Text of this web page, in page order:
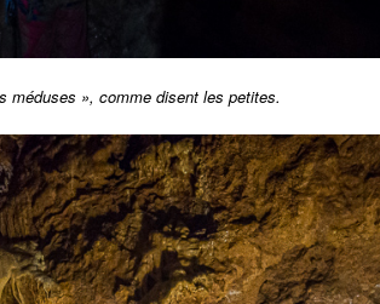
méduses », comme disent les petites.